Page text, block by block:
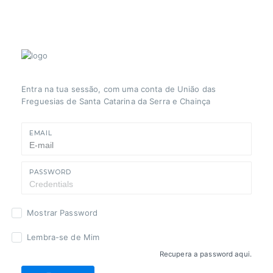
Entra na tua sessão, com uma conta de União das
Freguesias de Santa Catarina da Serra e Chainça
EMAIL
PASSWORD
Mostrar Password
Lembra-se de Mim
Recupera a password aqui.